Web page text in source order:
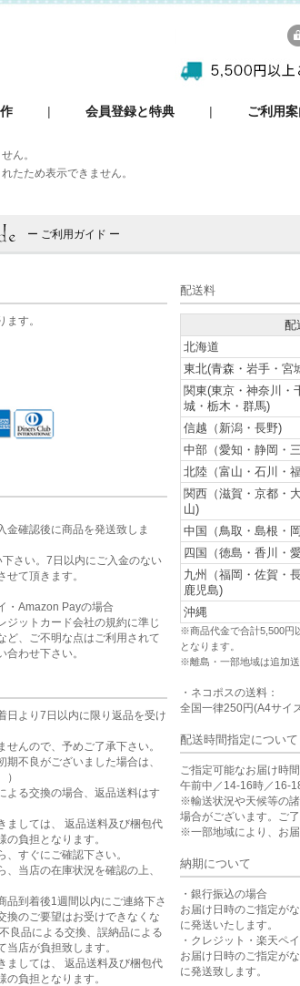
会員登録と特典 ご利用
ん。
たため表示できません。
ー ご利用ガイド ー
す。
金確認後に商品を発送致しま
さい。7日以内にご入金のない
て頂きます。
・Amazon Payの場合
ジットカード会社の規約に準じ
ど、ご不明な点はご利用されて
わせ下さい。
日より7日以内に限り返品を受け
んので、予めご了承下さい。
期不良がございました場合は、
よる交換の場合、返品送料はす
ましては、 返品送料及び梱包代
負担となります。
、すぐにご確認下さい。
当店の在庫状況を確認の上、
品到着後1週間以内にご連絡下さ
換のご要望はお受けできなくな
良品による交換、誤納品による
店が負担致します。
ましては、 返品送料及び梱包代
負担となります。
配送料
配
北海道
東北(青森・岩手・宮
関東(東京・神奈川・
城・栃木・群馬)
信越（新潟・長野)
中部（愛知・静岡・
北陸（富山・石川・
関西（滋賀・京都・
山)
中国（鳥取・島根・
四国（徳島・香川・
九州（福岡・佐賀・
鹿児島)
沖縄
※商品代金で合計5,500円
となります。
※離島・一部地域は追加送
・ネコポスの送料：
全国一律250円(A4サイ
配送時間指定について
ご指定可能なお届け時
午前中／14-16時／16-
※輸送状況や天候等の
場合がございます。ご
※一部地域により、お届
納期について
・銀行振込の場合
お届け日時のご指定が
に発送いたします。
・クレジット・楽天ペ
お届け日時のご指定が
に発送致します。